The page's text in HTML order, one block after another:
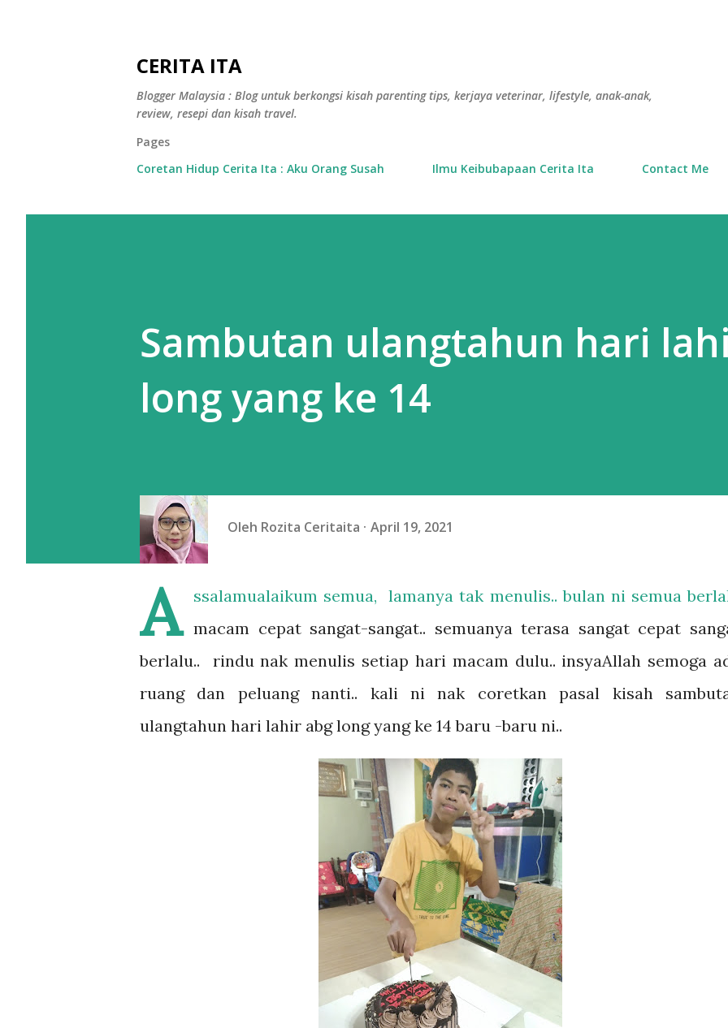
CERITA ITA
Blogger Malaysia : Blog untuk berkongsi kisah parenting tips, kerjaya veterinar, lifestyle, anak-anak,
review, resepi dan kisah travel.
Pages
Coretan Hidup Cerita Ita : Aku Orang Susah
Ilmu Keibubapaan Cerita Ita Contact Me
Sambutan ulangtahun hari
long yang ke 14
Oleh Rozita Ceritaita April 19, 2021
A
ssalamualaikum semua, lamanya tak menulis.. bulan ni semua
macam cepat sangat-sangat.. semuanya terasa sangat cepat
berlalu.. rindu nak menulis setiap hari macam dulu.. insyaAllah semoga
ruang dan peluang nanti.. kali ni nak coretkan pasal kisah
ulangtahun hari lahir abg long yang ke 14 baru -baru ni..